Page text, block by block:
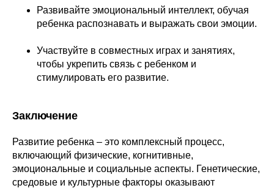
Развивайте эмоциональный интеллект, обучая
ребенка распознавать и выражать свои эмоции.
Участвуйте в совместных играх и занятиях,
чтобы укрепить связь с ребенком и
стимулировать его развитие.
Заключение
Развитие ребенка – это комплексный процесс,
включающий физические, когнитивные,
эмоциональные и социальные аспекты. Генетические,
средовые и культурные факторы оказывают